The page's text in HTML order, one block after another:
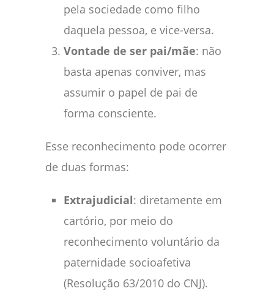
pela sociedade como filho
daquela pessoa, e vice-versa.
Vontade de ser pai/mãe: não
basta apenas conviver, mas
assumir o papel de pai de
forma consciente.
Esse reconhecimento pode ocorrer
de duas formas:
Extrajudicial: diretamente em
cartório, por meio do
reconhecimento voluntário da
paternidade socioafetiva
(Resolução 63/2010 do CNJ).